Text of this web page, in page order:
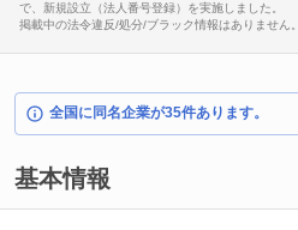
で、新規設立（法人番号登録）を実施しました。
掲載中の法令違反/処分/ブラック情報はありません。
全国に同名企業が35件あります。
基本情報